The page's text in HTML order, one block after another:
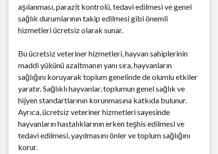
aşılanması, parazit kontrolü, tedavi edilmesi ve genel
sağlık durumlarının takip edilmesi gibi önemli
hizmetleri ücretsiz olarak sunar.
Bu ücretsiz veteriner hizmetleri, hayvan sahiplerinin
maddi yükünü azaltmanın yanı sıra, hayvanların
sağlığını koruyarak toplum genelinde de olumlu etkiler
yaratır. Sağlıklı hayvanlar, toplumun genel sağlık ve
hijyen standartlarının korunmasına katkıda bulunur.
Ayrıca, ücretsiz veteriner hizmetleri sayesinde
hayvanların hastalıklarının erken teşhis edilmesi ve
tedavi edilmesi, yayılmasını önler ve toplum sağlığını
korur.